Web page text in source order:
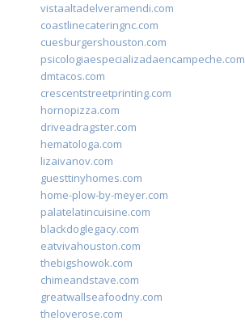
vistaaltadelveramendi.com
coastlinecateringnc.com
cuesburgershouston.com
psicologiaespecializadaencampeche.com
dmtacos.com
crescentstreetprinting.com
hornopizza.com
driveadragster.com
hematologa.com
lizaivanov.com
guesttinyhomes.com
home-plow-by-meyer.com
palatelatincuisine.com
blackdoglegacy.com
eatvivahouston.com
thebigshowok.com
chimeandstave.com
greatwallseafoodny.com
theloverose.com